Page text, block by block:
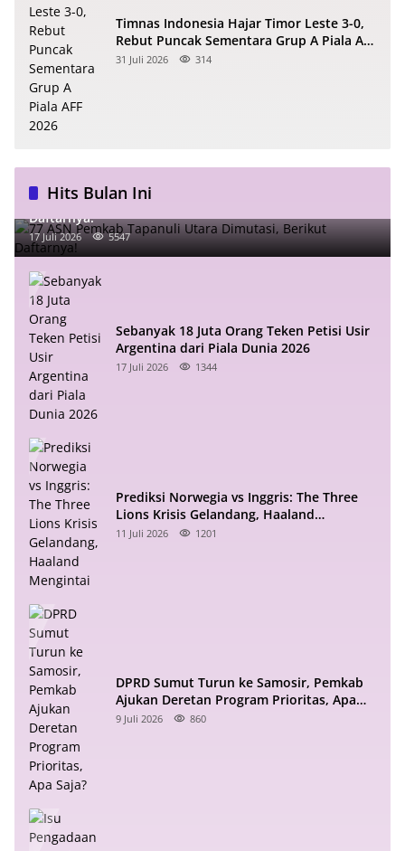
Timnas Indonesia Hajar Timor Leste 3-0,
Rebut Puncak Sementara Grup A Piala AFF
2026
31 Juli 2026 314
Hits Bulan Ini
77 ASN Pemkab Tapanuli Utara Dimutasi, Berikut
Daftarnya!
17 Juli 2026 5547
Sebanyak 18 Juta Orang Teken Petisi Usir
Argentina dari Piala Dunia 2026
17 Juli 2026 1344
Prediksi Norwegia vs Inggris: The Three
Lions Krisis Gelandang, Haaland
Mengintai
11 Juli 2026 1201
DPRD Sumut Turun ke Samosir, Pemkab
Ajukan Deretan Program Prioritas, Apa
Saja?
9 Juli 2026 860